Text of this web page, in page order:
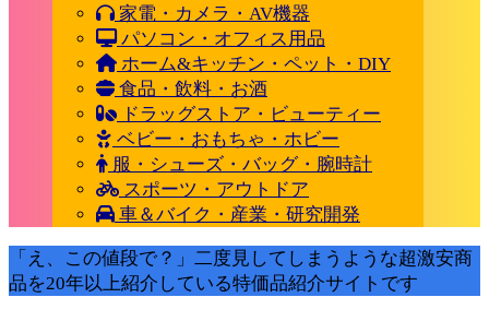
家電・カメラ・AV機器
パソコン・オフィス用品
ホーム&キッチン・ペット・DIY
食品・飲料・お酒
ドラッグストア・ビューティー
ベビー・おもちゃ・ホビー
服・シューズ・バッグ・腕時計
スポーツ・アウトドア
車＆バイク・産業・研究開発
「え、この値段で？」二度見してしまうような超激安商
品を20年以上紹介している特価品紹介サイトです